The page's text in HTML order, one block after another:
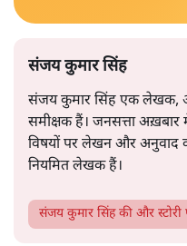
संजय कुमार सिंह
संजय कुमार सिंह एक लेखक,
समीक्षक हैं। जनसत्ता अख़बार
विषयों पर लेखन और अनुवाद
नियमित लेखक हैं।
संजय कुमार सिंहकी और स्टोरी